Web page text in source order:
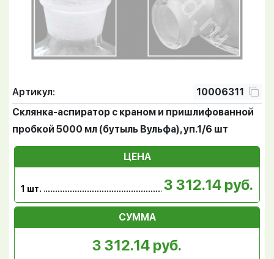
Артикул:
10006311
Склянка-аспиратор с краном и пришлифованной
пробкой 5000 мл (бутыль Вульфа), уп.1/6 шт
ЦЕНА
1 шт. 3 312.14 руб.
СУММА
3 312.14 руб.